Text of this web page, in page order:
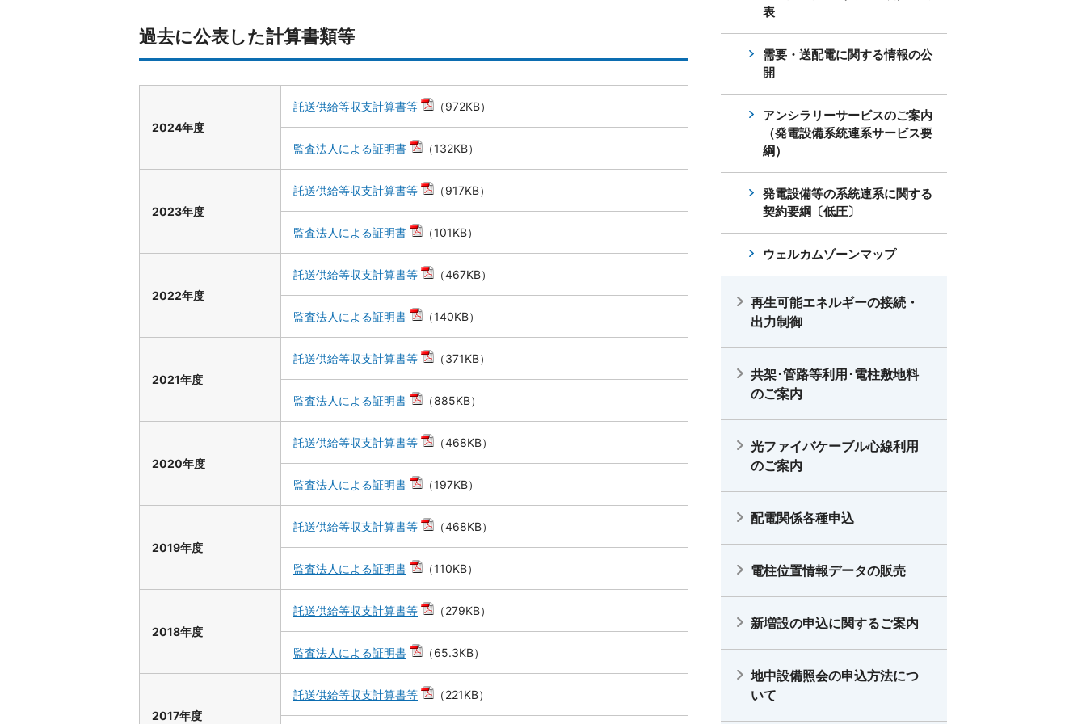
過去に公表した計算書類等
2024年度
託送供給等収支計算書等 （972KB）
監査法人による証明書 （132KB）
2023年度
託送供給等収支計算書等 （917KB）
監査法人による証明書 （101KB）
2022年度
託送供給等収支計算書等 （467KB）
監査法人による証明書 （140KB）
2021年度
託送供給等収支計算書等 （371KB）
監査法人による証明書 （885KB）
2020年度
託送供給等収支計算書等 （468KB）
監査法人による証明書 （197KB）
2019年度
託送供給等収支計算書等 （468KB）
監査法人による証明書 （110KB）
2018年度
託送供給等収支計算書等 （279KB）
監査法人による証明書 （65.3KB）
2017年度
託送供給等収支計算書等 （221KB）
表
需要・送配電に関する情報の公
開
アンシラリーサービスのご案内
（発電設備系統連系サービス要
綱）
発電設備等の系統連系に関する
契約要綱〔低圧〕
ウェルカムゾーンマップ
再生可能エネルギーの接続・
出力制御
共架･管路等利用･電柱敷地料
のご案内
光ファイバケーブル心線利用
のご案内
配電関係各種申込
電柱位置情報データの販売
新増設の申込に関するご案内
地中設備照会の申込方法につ
いて